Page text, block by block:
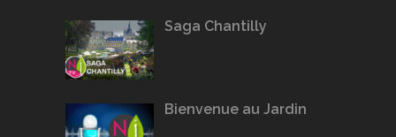
Saga Chantilly
Bienvenue au Jardin